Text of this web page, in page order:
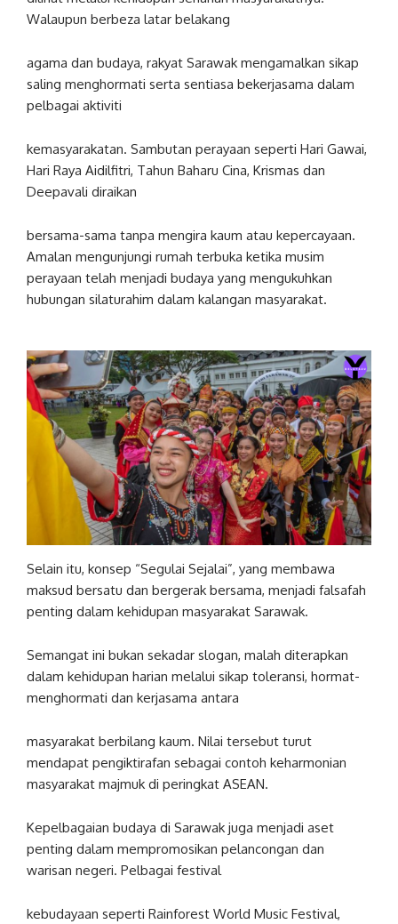
Walaupun berbeza latar belakang
agama dan budaya, rakyat Sarawak mengamalkan sikap
saling menghormati serta sentiasa bekerjasama dalam
pelbagai aktiviti
kemasyarakatan. Sambutan perayaan seperti Hari Gawai,
Hari Raya Aidilfitri, Tahun Baharu Cina, Krismas dan
Deepavali diraikan
bersama-sama tanpa mengira kaum atau kepercayaan.
Amalan mengunjungi rumah terbuka ketika musim
perayaan telah menjadi budaya yang mengukuhkan
hubungan silaturahim dalam kalangan masyarakat.
Selain itu, konsep “Segulai Sejalai”, yang membawa
maksud bersatu dan bergerak bersama, menjadi falsafah
penting dalam kehidupan masyarakat Sarawak.
Semangat ini bukan sekadar slogan, malah diterapkan
dalam kehidupan harian melalui sikap toleransi, hormat-
menghormati dan kerjasama antara
masyarakat berbilang kaum. Nilai tersebut turut
mendapat pengiktirafan sebagai contoh keharmonian
masyarakat majmuk di peringkat ASEAN.
Kepelbagaian budaya di Sarawak juga menjadi aset
penting dalam mempromosikan pelancongan dan
warisan negeri. Pelbagai festival
kebudayaan seperti Rainforest World Music Festival,